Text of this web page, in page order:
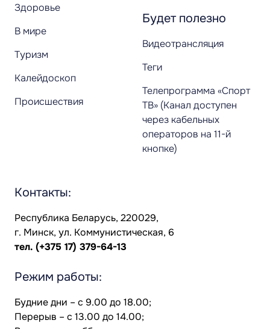
Здоровье
В мире
Туризм
Калейдоскоп
Происшествия
Будет полезно
Видеотрансляция
Теги
Телепрограмма «Спорт
ТВ» (Канал доступен
через кабельных
операторов на 11-й
кнопке)
Контакты:
Республика Беларусь, 220029,
г. Минск, ул. Коммунистическая, 6
тел. (+375 17) 379-64-13
Режим работы:
Будние дни – с 9.00 до 18.00;
Перерыв – с 13.00 до 14.00;